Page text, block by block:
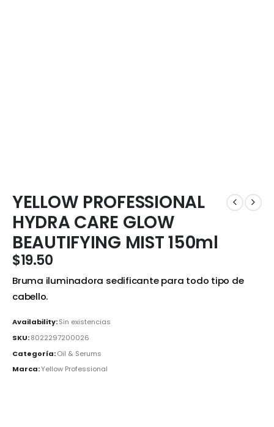
YELLOW PROFESSIONAL
HYDRA CARE GLOW
BEAUTIFYING MIST 150ml
$19.50
Bruma iluminadora sedificante para todo tipo de
cabello.
Availability:Sin existencias
SKU:8022297200026
Categoría:Oil & Serums
Marca:Yellow Professional